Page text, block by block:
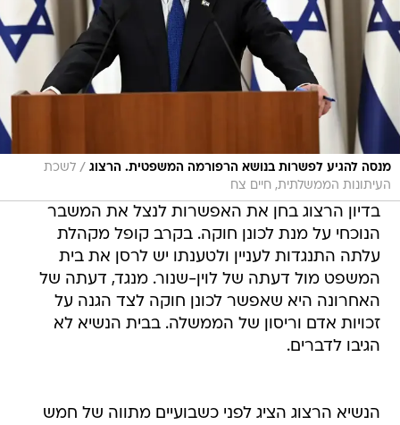
מנסה להגיע לפשרות בנושא הרפורמה המשפטית. הרצוג / לשכת
העיתונות הממשלתית, חיים צח
בדיון הרצוג בחן את האפשרות לנצל את המשבר
הנוכחי על מנת לכונן חוקה. בקרב קופל מקהלת
עלתה התנגדות לעניין ולטענתו יש לרסן את בית
המשפט מול דעתה של לוין-שנור. מנגד, דעתה של
האחרונה היא שאפשר לכונן חוקה לצד הגנה על
זכויות אדם וריסון של הממשלה. בבית הנשיא לא
הגיבו לדברים.
הנשיא הרצוג הציג לפני כשבועיים מתווה של חמש